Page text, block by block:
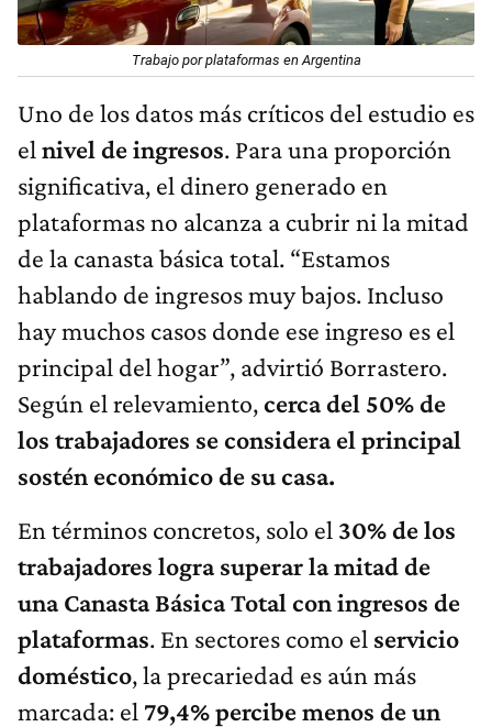
Trabajo por plataformas en Argentina
Uno de los datos más críticos del estudio es
el nivel de ingresos. Para una proporción
significativa, el dinero generado en
plataformas no alcanza a cubrir ni la mitad
de la canasta básica total. “Estamos
hablando de ingresos muy bajos. Incluso
hay muchos casos donde ese ingreso es el
principal del hogar”, advirtió Borrastero.
Según el relevamiento,cerca del 50% de
los trabajadores se considera el principal
sostén económico de su casa.
En términos concretos, solo el 30% de los
trabajadores logra superar la mitad de
una Canasta Básica Total con ingresos de
plataformas. En sectores como el servicio
doméstico, la precariedad es aún más
marcada: el 79,4% percibe menos de un